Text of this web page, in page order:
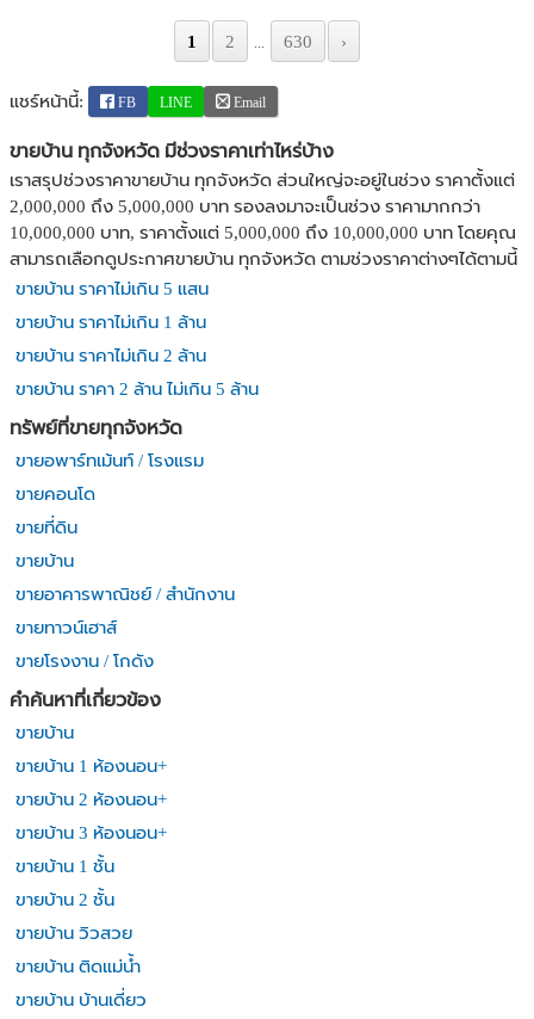
1 2 ... 630 ›
แชร์หน้านี้: FB LINE Email
ขายบ้าน ทุกจังหวัด มีช่วงราคาเท่าไหร่บ้าง
เราสรุปช่วงราคาขายบ้าน ทุกจังหวัด ส่วนใหญ่จะอยู่ในช่วง ราคาตั้งแต่
2,000,000 ถึง 5,000,000 บาท รองลงมาจะเป็นช่วง ราคามากกว่า
10,000,000 บาท, ราคาตั้งแต่ 5,000,000 ถึง 10,000,000 บาท โดยคุณ
สามารถเลือกดูประกาศขายบ้าน ทุกจังหวัด ตามช่วงราคาต่างๆได้ตามนี้
ขายบ้าน ราคาไม่เกิน 5 แสน
ขายบ้าน ราคาไม่เกิน 1 ล้าน
ขายบ้าน ราคาไม่เกิน 2 ล้าน
ขายบ้าน ราคา 2 ล้าน ไม่เกิน 5 ล้าน
ทรัพย์ที่ขายทุกจังหวัด
ขายอพาร์ทเม้นท์ / โรงแรม
ขายคอนโด
ขายที่ดิน
ขายบ้าน
ขายอาคารพาณิชย์ / สำนักงาน
ขายทาวน์เฮาส์
ขายโรงงาน / โกดัง
คำค้นหาที่เกี่ยวข้อง
ขายบ้าน
ขายบ้าน 1 ห้องนอน+
ขายบ้าน 2 ห้องนอน+
ขายบ้าน 3 ห้องนอน+
ขายบ้าน 1 ชั้น
ขายบ้าน 2 ชั้น
ขายบ้าน วิวสวย
ขายบ้าน ติดแม่น้ำ
ขายบ้าน บ้านเดี่ยว